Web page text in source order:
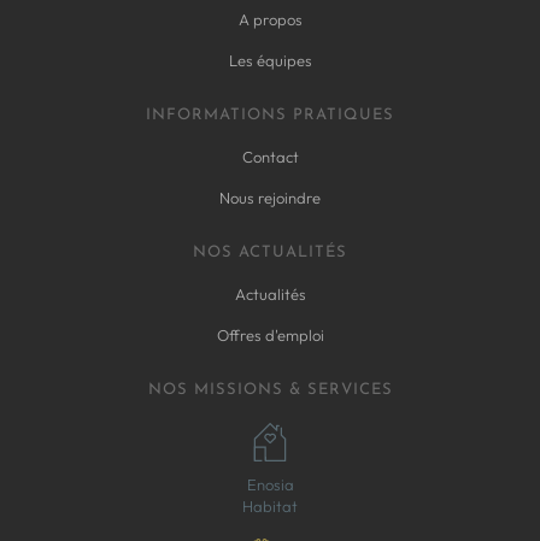
A propos
Les équipes
INFORMATIONS PRATIQUES
Contact
Nous rejoindre
NOS ACTUALITÉS
Actualités
Offres d'emploi
NOS MISSIONS & SERVICES
Enosia
Habitat